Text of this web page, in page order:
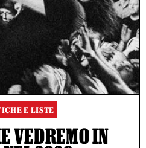
E LISTE
VEDREMO IN